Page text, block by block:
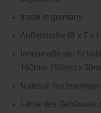
made in germany
Außenmaße (B x T x
Innenmaße der
160mm-180mm x
Material:
Farbe des Gehäuses: